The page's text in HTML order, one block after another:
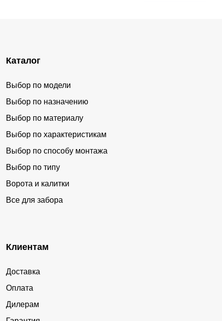
Каталог
Выбор по модели
Выбор по назначению
Выбор по материалу
Выбор по характеристикам
Выбор по способу монтажа
Выбор по типу
Ворота и калитки
Все для забора
Клиентам
Доставка
Оплата
Дилерам